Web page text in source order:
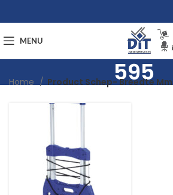
MENU
595
Home Product Schep- Breedte Mm